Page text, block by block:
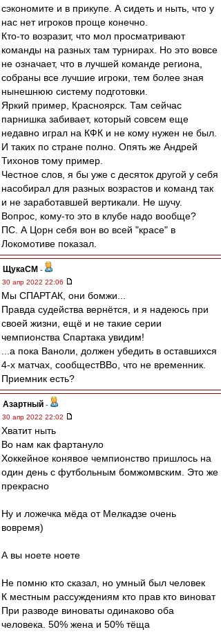
сэкономите и в прикупе. А сидеть и ныть, что у
нас нет игроков проще конечно.
Кто-то возразит, что мол просматривают
команды на разных там турнирах. Но это вовсе
не означает, что в лучшей команде региона,
собраны все лучшие игроки, тем более зная
нынешнюю систему подготовки.
Яркий пример, Красноярск. Там сейчас
парнишка забивает, который совсем еще
недавно играл на КФК и не кому нужен не был.
И таких по стране полно. Опять же Андрей
Тихонов тому пример.
Честное слов, я бы уже с десяток другой у себя
насобирал для разных возрастов и команд так
и не заработавшей вертикали. Не шучу.
Вопрос, кому-то это в клубе надо вообще?
ПС. А Цорн себя вон во всей "красе" в
Локомотиве показал.
ЩукаСМ -
30 апр 2022 22:06
Мы СПАРТАК, они бомжи...
Правда судейства вернётся, и я надеюсь при
своей жизни, ещё и не такие серии
чемпионства Спартака увидим!
...а пока Ваноли, должен убедить в оставшихся
4-х матчах, сообщестВВо, что не временник.
Приемник есть?
Азартный -
30 апр 2022 22:02
Хватит ныть
Во нам как фартануло
Хоккейное конявое чемпионство пришлось на
один день с футбольным бомжомвским. Это же
прекрасно
Ну и ложечка мёда от Мелкадзе очень
вовремя)
А вы ноете ноете
Не помню кто сказал, но умный был человек
К местным рассуждениям кто прав кто виноват
При разводе виноваты одинаково оба
человека. 50% жена и 50% тёща